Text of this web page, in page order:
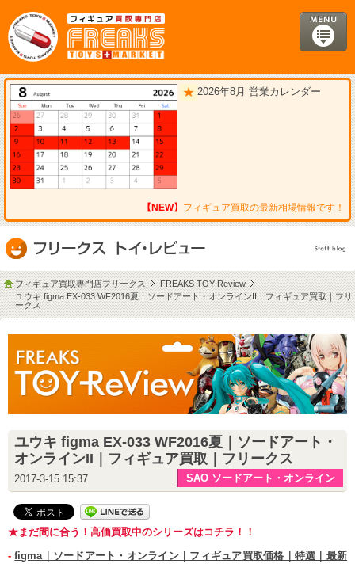
2026年8月 営業カレンダー
【NEW】 フィギュア買取の最新相場情報です！
フィギュア買取専門店フリークス
FREAKS TOY-Review
ユウキ figma EX-033 WF2016夏｜ソードアート・オンラインII｜フィギュア買取｜フリ
ークス
ユウキ figma EX-033 WF2016夏｜ソードアート・
オンラインII｜フィギュア買取｜フリークス
2017-3-15 15:37 SAO ソードアート・オンライン
★まだ間に合う！高価買取中のシリーズはコチラ！！
-figma｜ソードアート・オンライン｜フィギュア買取価格｜特選｜最新